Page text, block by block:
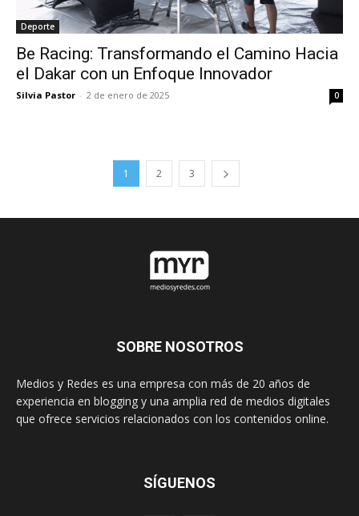
Deporte
Be Racing: Transformando el Camino Hacia
el Dakar con un Enfoque Innovador
Silvia Pastor - 2 de enero de 2025 0
1 2 3
SOBRE NOSOTROS
Medios y Redes es una empresa con más de 20 años de
experiencia en blogging y una amplia red de medios digitales
que ofrece servicios relacionados con los contenidos online.
SÍGUENOS